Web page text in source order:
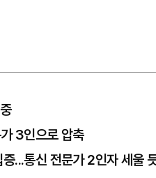
3인으로 압축
증...통신 전문가 2인자 세울